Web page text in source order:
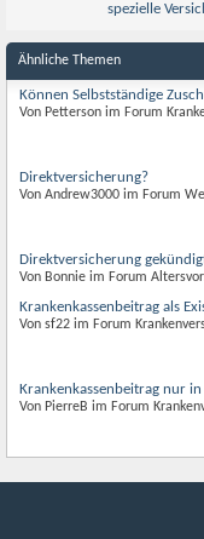
spezielle
Ähnliche Themen
Können Selbstständige
Von Petterson im Forum
Direktversicherung?
Von Andrew3000 im Forum
Direktversicherung
Von Bonnie im Forum
Krankenkassenbeitrag als
Von sf22 im Forum
Krankenkassenbeitrag nur
Von PierreB im Forum